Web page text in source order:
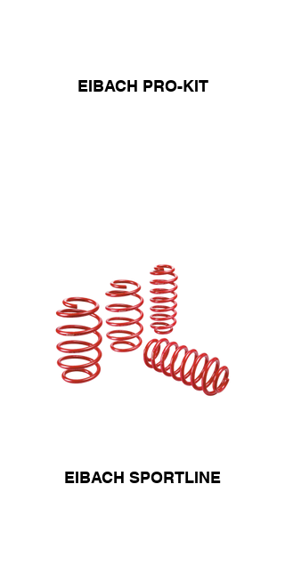
EIBACH PRO-KIT
EIBACH SPORTLINE